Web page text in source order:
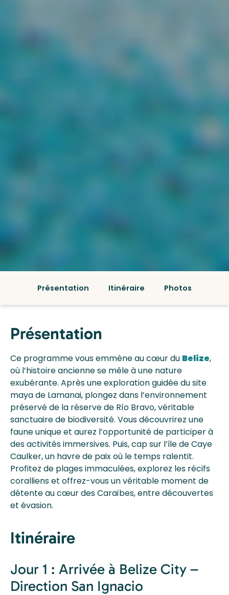
Présentation Itinéraire Photos
Présentation
Ce programme vous emmène au cœur du Belize,
où l’histoire ancienne se mêle à une nature
exubérante. Après une exploration guidée du site
maya de Lamanai, plongez dans l’environnement
préservé de la réserve de Río Bravo, véritable
sanctuaire de biodiversité. Vous découvrirez une
faune unique et aurez l’opportunité de participer à
des activités immersives. Puis, cap sur l’île de Caye
Caulker, un havre de paix où le temps ralentit.
Profitez de plages immaculées, explorez les récifs
coralliens et offrez-vous un véritable moment de
détente au cœur des Caraïbes, entre découvertes
et évasion.
Itinéraire
Jour 1 : Arrivée à Belize City –
Direction San Ignacio